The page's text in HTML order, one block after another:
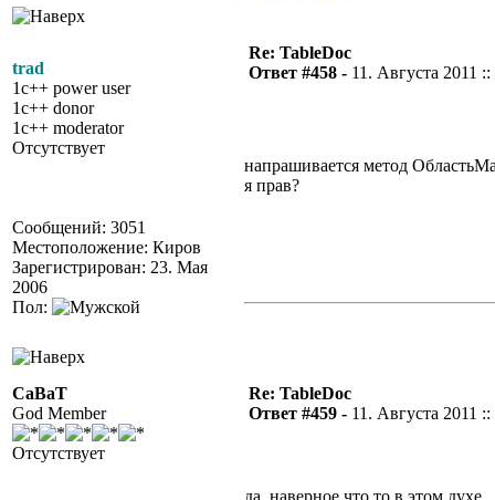
trad
1c++ power user
1c++ donor
1c++ moderator
Отсутствует
Сообщений: 3051
Местоположение: Киров
Зарегистрирован: 23. Мая
2006
Пол:
Re: TableDoc
Ответ #458 - 11. Августа 2011
напрашивается метод
я прав?
CaBaT
God Member
Отсутствует
Re: TableDoc
Ответ #459 - 11. Августа 2011
да, наверное что то в этом духе..